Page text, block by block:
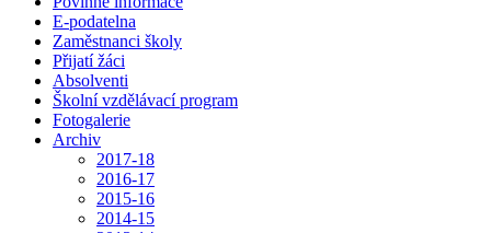
E-podatelna
Zaměstnanci školy
Přijatí žáci
Absolventi
Školní vzdělávací program
Fotogalerie
Archiv
2017-18
2016-17
2015-16
2014-15